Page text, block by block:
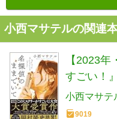
小西マサテルの関連
【2023
すごい！
でいて (
小西マサテ
9019